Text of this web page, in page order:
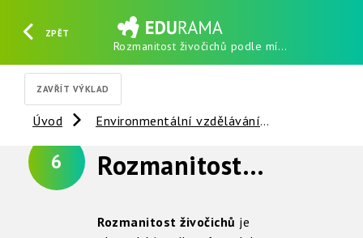
ZPĚT
Rozmanitost živočichů podle místa
ZAVŘÍT VÝKLAD
Úvod Environmentální vzdělávání
6 Rozmanitost živočichů podle místa
Rozmanitost živočichů je